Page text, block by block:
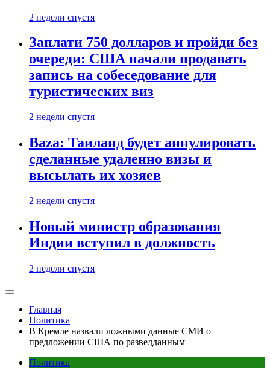
2 недели спустя
Заплати 750 долларов и пройди без
очереди: США начали продавать
запись на собеседование для
туристических виз
2 недели спустя
Baza: Таиланд будет аннулировать
сделанные удаленно визы и
высылать их хозяев
2 недели спустя
Новый министр образования
Индии вступил в должность
2 недели спустя
Главная
Политика
В Кремле назвали ложными данные СМИ о
предложении США по разведданным
Политика